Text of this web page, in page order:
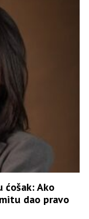
ćošak: Ako
dao pravo